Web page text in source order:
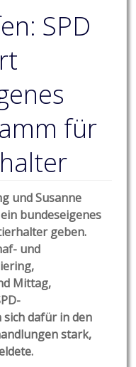
SPD
für
und Susanne
bundeseigenes
geben.
und
Mittag,
dafür in den
stark,